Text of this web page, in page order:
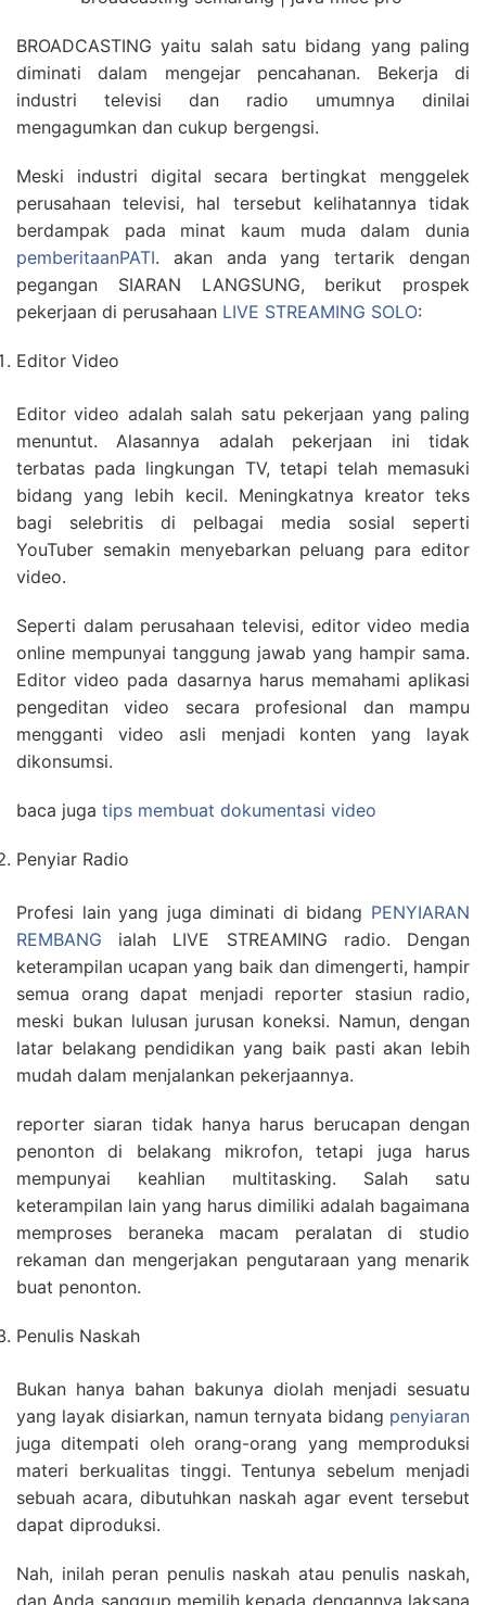
BROADCASTING yaitu salah satu bidang yang paling
diminati dalam mengejar pencahanan. Bekerja di
industri televisi dan radio umumnya dinilai
mengagumkan dan cukup bergengsi.
Meski industri digital secara bertingkat menggelek
perusahaan televisi, hal tersebut kelihatannya tidak
berdampak pada minat kaum muda dalam dunia
pemberitaanPATI. akan anda yang tertarik dengan
pegangan SIARAN LANGSUNG, berikut prospek
pekerjaan di perusahaan LIVE STREAMING SOLO:
Editor Video
Editor video adalah salah satu pekerjaan yang paling
menuntut. Alasannya adalah pekerjaan ini tidak
terbatas pada lingkungan TV, tetapi telah memasuki
bidang yang lebih kecil. Meningkatnya kreator teks
bagi selebritis di pelbagai media sosial seperti
YouTuber semakin menyebarkan peluang para editor
video.
Seperti dalam perusahaan televisi, editor video media
online mempunyai tanggung jawab yang hampir sama.
Editor video pada dasarnya harus memahami aplikasi
pengeditan video secara profesional dan mampu
mengganti video asli menjadi konten yang layak
dikonsumsi.
baca juga tips membuat dokumentasi video
Penyiar Radio
Profesi lain yang juga diminati di bidang PENYIARAN
REMBANG ialah LIVE STREAMING radio. Dengan
keterampilan ucapan yang baik dan dimengerti, hampir
semua orang dapat menjadi reporter stasiun radio,
meski bukan lulusan jurusan koneksi. Namun, dengan
latar belakang pendidikan yang baik pasti akan lebih
mudah dalam menjalankan pekerjaannya.
reporter siaran tidak hanya harus berucapan dengan
penonton di belakang mikrofon, tetapi juga harus
mempunyai keahlian multitasking. Salah satu
keterampilan lain yang harus dimiliki adalah bagaimana
memproses beraneka macam peralatan di studio
rekaman dan mengerjakan pengutaraan yang menarik
buat penonton.
Penulis Naskah
Bukan hanya bahan bakunya diolah menjadi sesuatu
yang layak disiarkan, namun ternyata bidang penyiaran
juga ditempati oleh orang-orang yang memproduksi
materi berkualitas tinggi. Tentunya sebelum menjadi
sebuah acara, dibutuhkan naskah agar event tersebut
dapat diproduksi.
Nah, inilah peran penulis naskah atau penulis naskah,